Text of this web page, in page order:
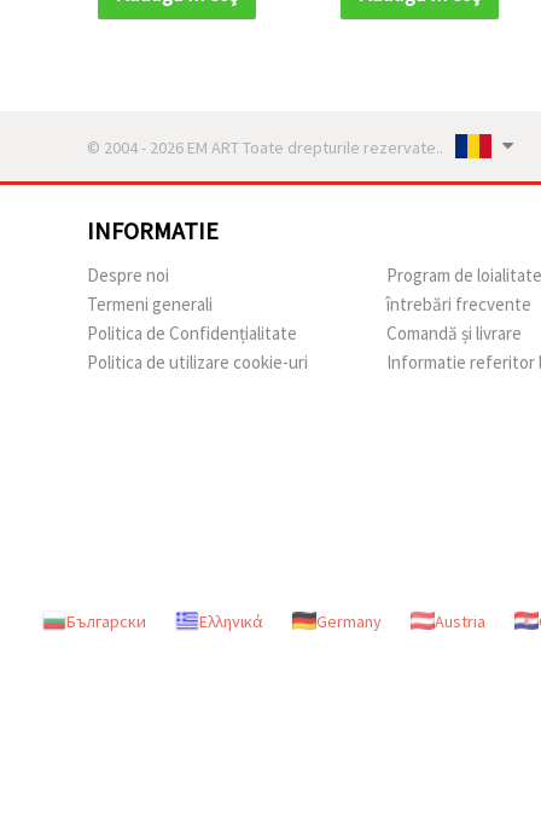
© 2004 - 2026 EM ART Toate drepturile rezervate..
INFORMATIE
Despre noi
Termeni generali
Politica de Confidențialitate
Politica de utilizare cookie-uri
Program de loialitate
întrebări frecvente
Comandă și livrare
Informatie referitor
Български Ελληνικά Germany Austria